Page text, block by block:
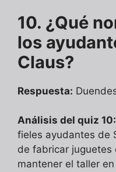
10. ¿Qué
los
Claus?
Respuesta:
Análisis del quiz 10:
fieles ayudantes de
de fabricar juguetes
mantener el taller